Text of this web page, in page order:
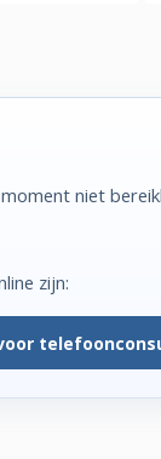
niet
zijn: